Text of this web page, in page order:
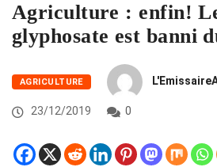
Agriculture : enfin!
glyphosate est banni
AGRICULTURE
23/12/2019 0